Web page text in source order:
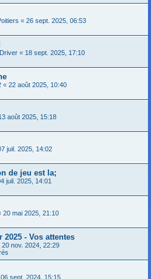
« 26 sept. 2025, 06:53
« 18 sept. 2025, 17:10
« 22 août 2025, 10:40
août 2025, 15:18
juil. 2025, 14:02
de jeu est la;
juil. 2025, 14:01
20 mai 2025, 21:10
- Vos attentes
20 nov. 2024, 22:29
06 sept. 2024, 15:15